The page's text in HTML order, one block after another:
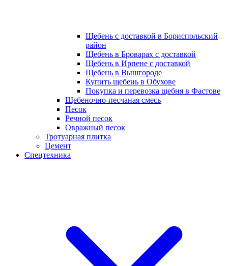
Щебень с доставкой в Бориспольский
район
Щебень в Броварах с доставкой
Щебень в Ирпене с доставкой
Щебень в Вышгороде
Купить щебень в Обухове
Покупка и перевозка щебня в Фастове
Щебеночно-песчаная смесь
Песок
Речной песок
Овражный песок
Тротуарная плитка
Цемент
Спецтехника